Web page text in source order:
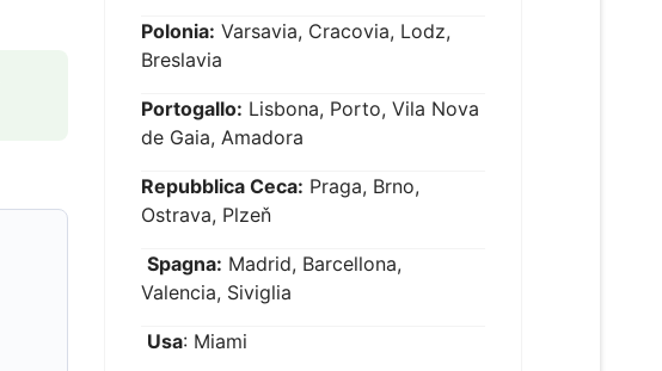
Polonia: Varsavia, Cracovia, Lodz,
Breslavia
Portogallo: Lisbona, Porto, Vila Nova
de Gaia, Amadora
Repubblica Ceca: Praga, Brno,
Ostrava, Plzeň
Spagna: Madrid, Barcellona,
Valencia, Siviglia
Usa: Miami